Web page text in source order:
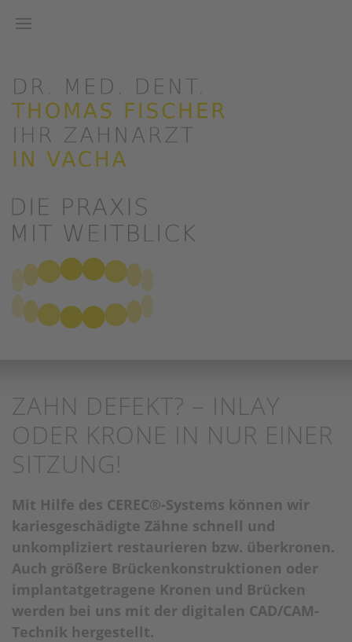
ZAHN DEFEKT? – INLAY
ODER KRONE IN NUR EINER
SITZUNG!
Mit Hilfe des CEREC®-Systems können wir
kariesgeschädigte Zähne schnell und
unkompliziert restaurieren bzw. überkronen.
Auch größere Brückenkonstruktionen oder
implantatgetragene Kronen und Brücken
werden bei uns mit der digitalen CAD/CAM-
Technik hergestellt.